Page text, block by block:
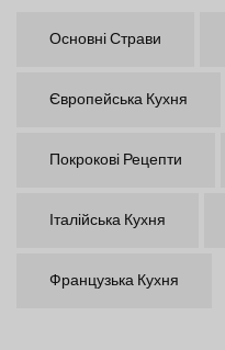
Основні Страви
Європейська Кухня
Покрокові Рецепти
Італійська Кухня
Французька Кухня